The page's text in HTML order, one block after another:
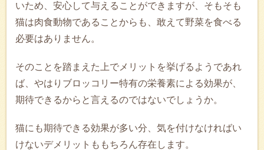
いため、安心して与えることができますが、そもそも
猫は肉食動物であることからも、敢えて野菜を食べる
必要はありません。
そのことを踏まえた上でメリットを挙げるようであれ
ば、やはりブロッコリー特有の栄養素による効果が、
期待できるからと言えるのではないでしょうか。
猫にも期待できる効果が多い分、気を付けなければい
けないデメリットももちろん存在します。